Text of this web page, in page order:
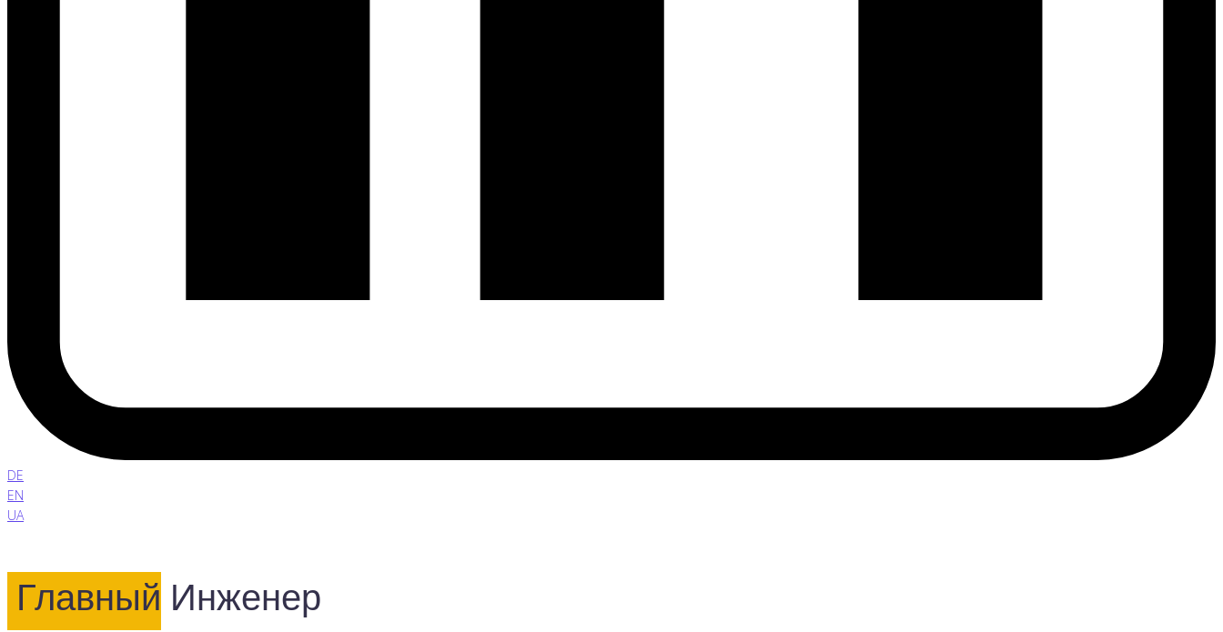
DE
EN
UA
Главный Инженер